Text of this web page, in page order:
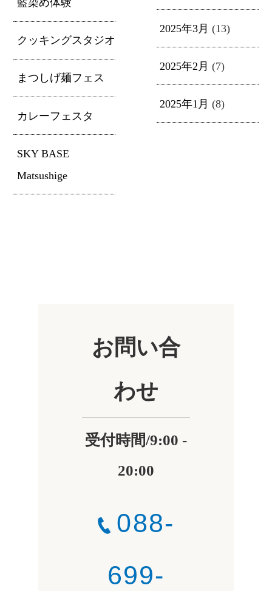
クッキングスタジオ
まつしげ麺フェス
カレーフェスタ
SKY BASE
Matsushige
2025年3月 (13)
2025年2月 (7)
2025年1月 (8)
お問い合
わせ
受付時間/9:00 -
20:00
088-
699-